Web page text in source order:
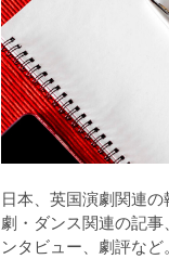
日本、英国演劇関連
劇・ダンス関連の記
ンタビュー、劇評な